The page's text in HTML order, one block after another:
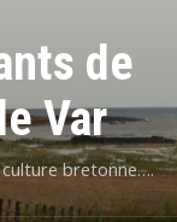
de
Var
bretonne….